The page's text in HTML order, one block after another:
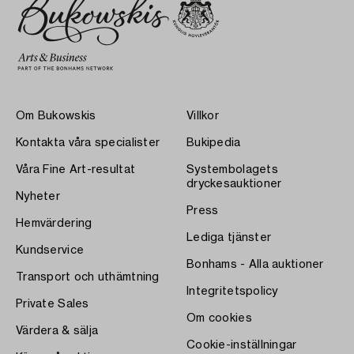
Om Bukowskis
Kontakta våra specialister
Våra Fine Art-resultat
Nyheter
Hemvärdering
Kundservice
Transport och uthämtning
Private Sales
Värdera & sälja
Villkor
Bukipedia
Systembolagets
dryckesauktioner
Press
Lediga tjänster
Bonhams - Alla auktioner
Integritetspolicy
Om cookies
Cookie-inställningar